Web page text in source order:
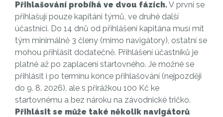
Přihlašování probíhá ve dvou fázích.V první se
přihlašují pouze kapitáni týmů, ve druhé další
účastníci. Do 14 dnů od přihlášení kapitána musí mít
tým minimálně 3 členy (mimo navigátory), ostatní se
mohou přihlásit dodatečně. Přihlášení účastníků je
platné až po zaplacení startovného. Je možné se
přihlásit i po termínu konce přihlašování (nejpozději
do 9. 8. 2026), ale s přirážkou 100 Kč ke
startovnému a bez nároku na závodnické tričko.
Přihlásit se může také několik navigátorů